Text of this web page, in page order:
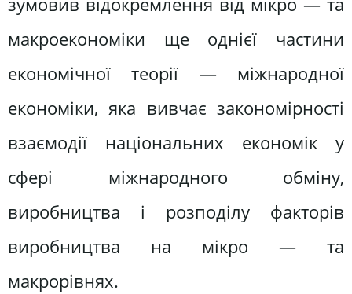
макроекономіки ще однієї частини
економічної теорії — міжнародної
економіки, яка вивчає закономірності
взаємодії національних економік у
сфері міжнародного обміну,
виробництва і розподілу факторів
виробництва на мікро — та
макрорівнях.